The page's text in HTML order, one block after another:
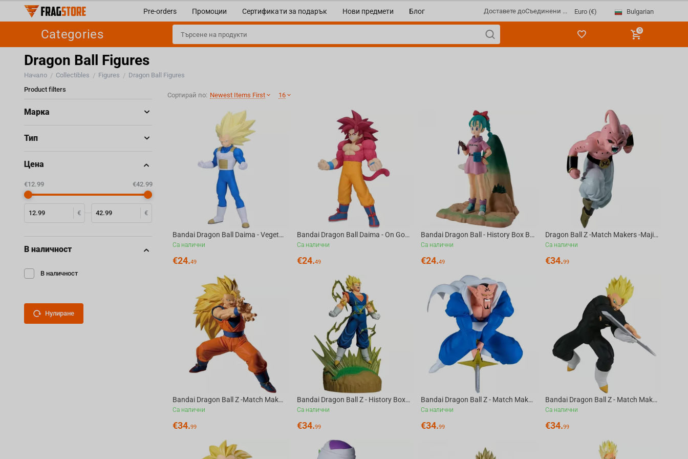
Pre-orders Промоции Сертификати за подарък Нови предмети Блог Доставете доСъединени ... Euro (€) Bulgarian
Categories 0
Dragon Ball Figures
Начало / Collectibles / Figures / Dragon Ball Figures
Сортирай по: Newest Items First 16
Bandai Dragon Ball Daima - Vegeta Figure
Са налични
€24.49
Bandai Dragon Ball Daima - On Goku Figure
Са налични
€24.49
Bandai Dragon Ball - History Box Bulma Figure
Са налични
€24.49
Dragon Ball Z -Match Makers -Majin Buu(Pure)(Vs Super Saiyan 3 Son Goku)
Са налични
€34.99
Bandai Dragon Ball Z -Match Makers Super Saiyan 3 Son Goku(Vs Majin Buu(Pure))
Са налични
€34.99
Bandai Dragon Ball Z - History Box - Vegito
Са налични
€34.99
Bandai Dragon Ball Z - Match Makers Dabura(Vs Super Saiyan Son Gohan) Figure
Са налични
€34.99
Bandai Dragon Ball Z - Match Makers Super Saiyan Son Gohan(Vs Dabura) Figure
Са налични
€34.99
Product filters
Марка
Тип
Цена
€ €
‎€12.99 ‎€42.99
В наличност
В наличност
Нулиране